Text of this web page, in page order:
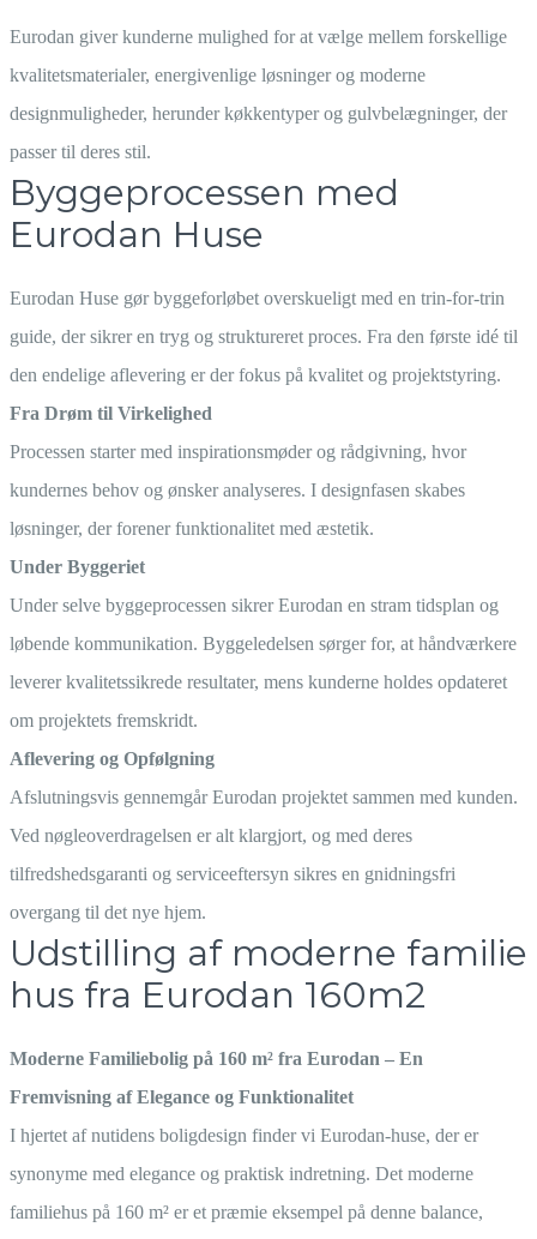
Eurodan giver kunderne mulighed for at vælge mellem forskellige
kvalitetsmaterialer, energivenlige løsninger og moderne
designmuligheder, herunder køkkentyper og gulvbelægninger, der
passer til deres stil.
Byggeprocessen med
Eurodan Huse
Eurodan Huse gør byggeforløbet overskueligt med en trin-for-trin
guide, der sikrer en tryg og struktureret proces. Fra den første idé til
den endelige aflevering er der fokus på kvalitet og projektstyring.
Fra Drøm til Virkelighed
Processen starter med inspirationsmøder og rådgivning, hvor
kundernes behov og ønsker analyseres. I designfasen skabes
løsninger, der forener funktionalitet med æstetik.
Under Byggeriet
Under selve byggeprocessen sikrer Eurodan en stram tidsplan og
løbende kommunikation. Byggeledelsen sørger for, at håndværkere
leverer kvalitetssikrede resultater, mens kunderne holdes opdateret
om projektets fremskridt.
Aflevering og Opfølgning
Afslutningsvis gennemgår Eurodan projektet sammen med kunden.
Ved nøgleoverdragelsen er alt klargjort, og med deres
tilfredshedsgaranti og serviceeftersyn sikres en gnidningsfri
overgang til det nye hjem.
Udstilling af moderne familie
hus fra Eurodan 160m2
Moderne Familiebolig på 160 m² fra Eurodan – En
Fremvisning af Elegance og Funktionalitet
I hjertet af nutidens boligdesign finder vi Eurodan-huse, der er
synonyme med elegance og praktisk indretning. Det moderne
familiehus på 160 m² er et præmie eksempel på denne balance,